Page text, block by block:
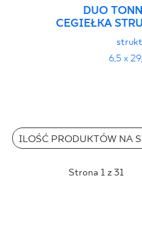
DUO
CEGIEŁKA
6,5 x
ILOŚĆ PRODUKTÓW NA
Strona 1 z 31